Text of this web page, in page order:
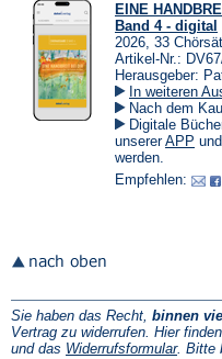
EINE
Band 4 - digital
2026, 33
Artikel-Nr.:
Herausgeber:
In weiteren
Nach dem
Digitale
unsererAPP
werden.
Empfehlen:
Sie haben das Recht, binnen
Vertrag zu widerrufen. Hier
und das Widerrufsformular(Öffnet
. Bitte